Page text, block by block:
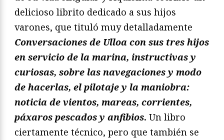
delicioso librito dedicado a sus hijos
varones, que tituló muy detalladamente
Conversaciones de Ulloa con sus tres hijos
en servicio de la marina, instructivas y
curiosas, sobre las navegaciones y modo
de hacerlas, el pilotaje y la maniobra:
noticia de vientos, mareas, corrientes,
páxaros pescados y anfibios. Un libro
ciertamente técnico, pero que también se